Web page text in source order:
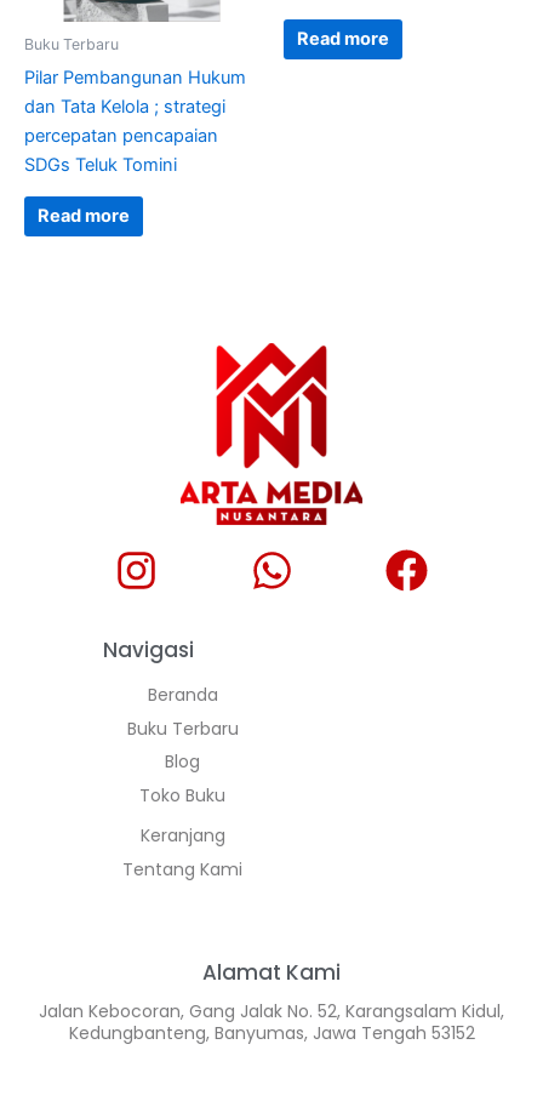
Buku Terbaru
Pilar Pembangunan Hukum
dan Tata Kelola ; strategi
percepatan pencapaian
SDGs Teluk Tomini
Read more
Read more
Navigasi
Beranda
Buku Terbaru
Blog
Toko Buku
Keranjang
Tentang Kami
Alamat Kami
Jalan Kebocoran, Gang Jalak No. 52, Karangsalam Kidul,
Kedungbanteng, Banyumas, Jawa Tengah 53152